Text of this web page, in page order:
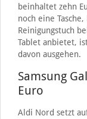
beinhaltet zehn
noch eine
Reinigungstuch
Tablet anbietet,
davon ausgehen.
Samsung
Euro
Aldi Nord setzt